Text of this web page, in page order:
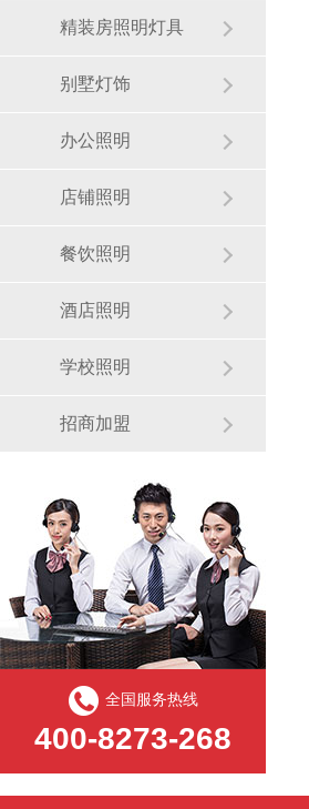
精装房照明灯具
别墅灯饰
办公照明
店铺照明
餐饮照明
酒店照明
学校照明
招商加盟
全国服务热线
400-8273-268